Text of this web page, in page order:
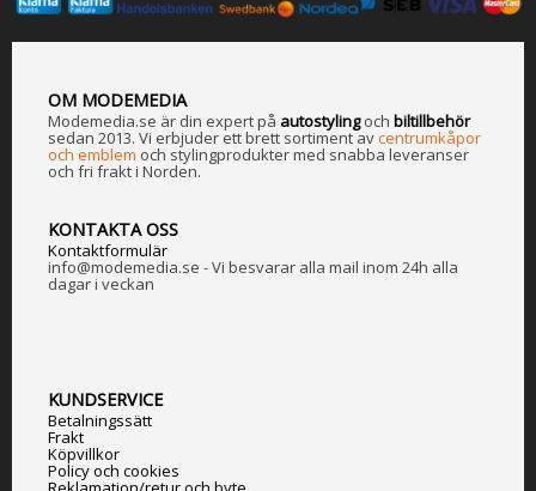
OM MODEMEDIA
Modemedia.se är din expert på autostylingoch biltillbehör
sedan 2013. Vi erbjuder ett brett sortiment avcentrumkåpor
och emblem och stylingprodukter med snabba leveranser
och fri frakt i Norden.
KONTAKTA OSS
Kontaktformulär
info@modemedia.se - Vi besvarar alla mail inom 24h alla
dagar i veckan
KUNDSERVICE
Betalningssätt
Frakt
Köpvillkor
Policy och cookies